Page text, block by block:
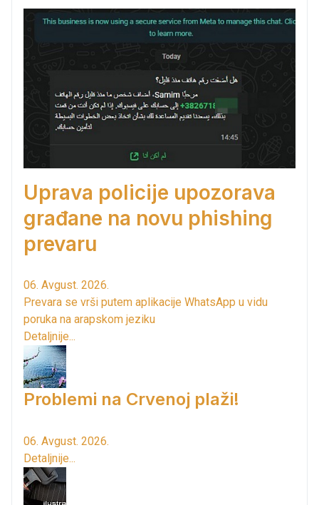
Uprava policije upozorava
građane na novu phishing
prevaru
06. Avgust. 2026.
Prevara se vrši putem aplikacije WhatsApp u vidu
poruka na arapskom jeziku
Detaljnije...
Problemi na Crvenoj plaži!
06. Avgust. 2026.
Detaljnije...